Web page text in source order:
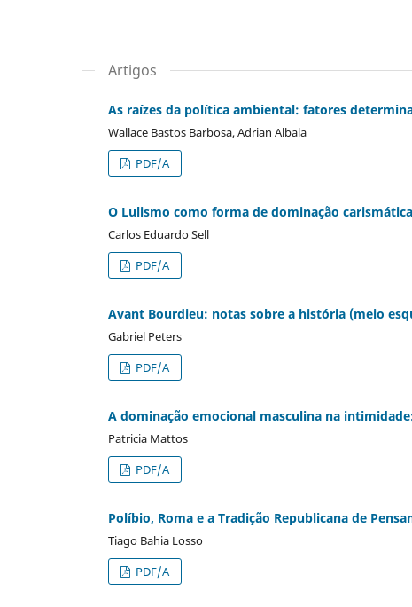
Artigos
As raízes da política ambiental: fatores
Wallace Bastos Barbosa, Adrian Albala
PDF/A
O Lulismo como forma de dominação carismática
Carlos Eduardo Sell
PDF/A
Avant Bourdieu: notas sobre a história (meio
Gabriel Peters
PDF/A
A dominação emocional masculina na
Patricia Mattos
PDF/A
Políbio, Roma e a Tradição Republicana de
Tiago Bahia Losso
PDF/A